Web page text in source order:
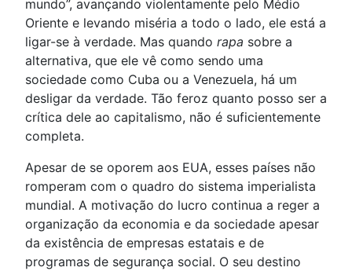
mundo”, avançando violentamente pelo Médio
Oriente e levando miséria a todo o lado, ele está a
ligar-se à verdade. Mas quando rapa sobre a
alternativa, que ele vê como sendo uma
sociedade como Cuba ou a Venezuela, há um
desligar da verdade. Tão feroz quanto posso ser a
crítica dele ao capitalismo, não é suficientemente
completa.
Apesar de se oporem aos EUA, esses países não
romperam com o quadro do sistema imperialista
mundial. A motivação do lucro continua a reger a
organização da economia e da sociedade apesar
da existência de empresas estatais e de
programas de segurança social. O seu destino